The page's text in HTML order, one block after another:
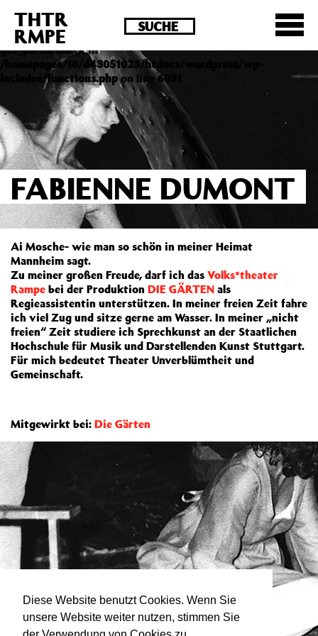
Diese Website benutzt Cookies. Wenn Sie
unsere Website weiter nutzen, stimmen Sie
Deprecated : Die Funktion post_permalink ist seit
Version 4.4.0 veraltet! Verwende stattdessen
get_permalink(). in
/homepages/10/d43051023/htdocs/wordpress/wp-
includes/functions.phpon line6031
THTR
RMPE
FABIENNE DUMONT
Ai Mosche- wie man so schön in meiner Heimat
Mannheim sagt.
Zu meiner großen Freude, darf ich das Volks*theater
Rampe bei der Produktion DIE GÄRTEN als
Regieassistentin unterstützen. In meiner freien Zeit fahre
ich viel Zug und sitze gerne am Wasser. In meiner „nicht
freien“ Zeit studiere ich Sprechkunst an der Staatlichen
Hochschule für Musik und Darstellenden Kunst Stuttgart.
Für mich bedeutet Theater Unverblümtheit und
Gemeinschaft.
Mitgewirkt bei: Die Gärten